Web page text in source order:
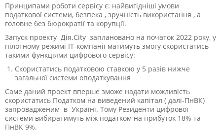
Принципами роботи сервісу є: найвигідніші умови
податкової системи, безпека , зручність використання , а
головне без бюрократії та корупції.
Запуск проекту Дія.City заплановано на початок 2022 року, у
пілотному режимі ІТ-компанії матимуть змогу скористатись
такими функціями цифрового сервісу:
Скористатись податковою ставкою у 5 разів нижче
загальної системи оподаткування
Саме даний проект вперше зможе надати можливість
скористатись Податком на виведений капітал ( далі-ПнВК)
запровадженим в Україні. Тому Резиденти цифрової
системи вибиратимуть між податком на прибуток 18% та
ПнВК 9%.